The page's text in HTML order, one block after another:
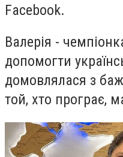
Facebook.
Валерія -
допомогти
домовлялася з
той, хто програє,